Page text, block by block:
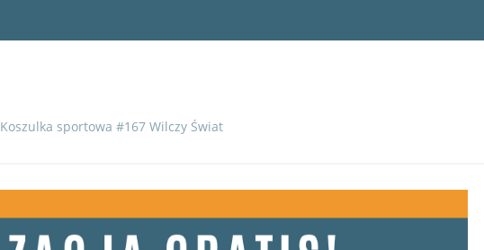
Koszulka sportowa #167 Wilczy Świat